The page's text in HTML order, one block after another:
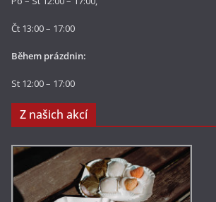
Čt 13:00 – 17:00
Během prázdnin:
St 12:00 – 17:00
Z našich akcí